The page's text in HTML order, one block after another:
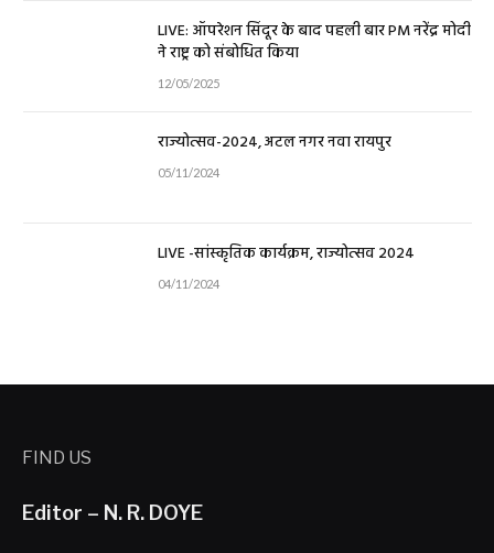
LIVE: ऑपरेशन सिंदूर के बाद पहली बार PM नरेंद्र मोदी
ने राष्ट्र को संबोधित किया
12/05/2025
राज्योत्सव-2024, अटल नगर नवा रायपुर
05/11/2024
LIVE -सांस्कृतिक कार्यक्रम, राज्योत्सव 2024
04/11/2024
FIND US
Editor – N. R. DOYE